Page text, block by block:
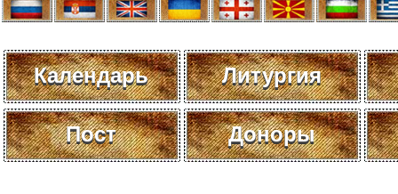
Календарь Литургия
Пост Доноры